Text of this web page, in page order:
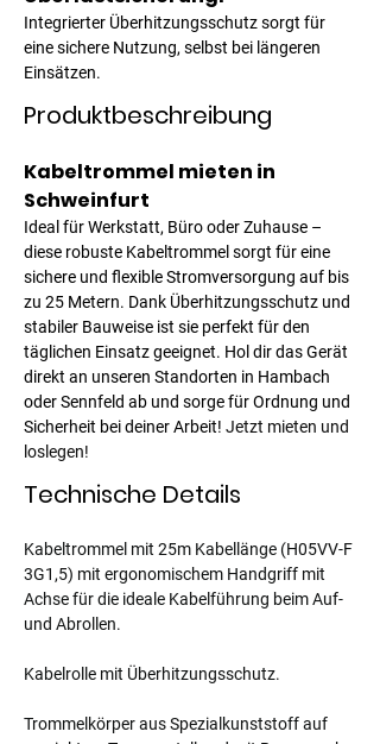
Integrierter Überhitzungsschutz sorgt für
eine sichere Nutzung, selbst bei längeren
Einsätzen.
Produktbeschreibung
Kabeltrommel mieten in
Schweinfurt
Ideal für Werkstatt, Büro oder Zuhause –
diese robuste Kabeltrommel sorgt für eine
sichere und flexible Stromversorgung auf bis
zu 25 Metern. Dank Überhitzungsschutz und
stabiler Bauweise ist sie perfekt für den
täglichen Einsatz geeignet. Hol dir das Gerät
direkt an unseren Standorten in Hambach
oder Sennfeld ab und sorge für Ordnung und
Sicherheit bei deiner Arbeit! Jetzt mieten und
loslegen!
Technische Details
Kabeltrommel mit 25m Kabellänge (H05VV-F
3G1,5) mit ergonomischem Handgriff mit
Achse für die ideale Kabelführung beim Auf-
und Abrollen.
Kabelrolle mit Überhitzungsschutz.
Trommelkörper aus Spezialkunststoff auf